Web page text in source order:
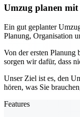
Umzug planen
Ein gut geplanter
Planung, Organisation
Von der ersten Planung
sorgen wir dafür, dass
Unser Ziel ist es, den
hören, was Sie
Features